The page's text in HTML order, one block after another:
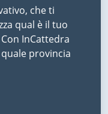
che ti
qual è il tuo
InCattedra
provincia